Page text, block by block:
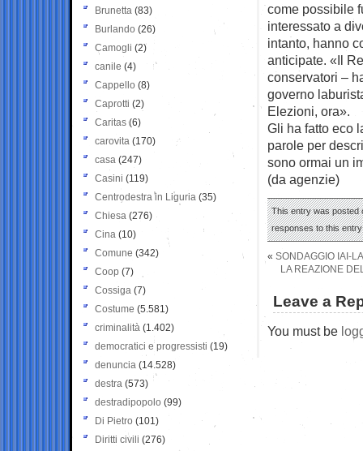
come possibile
interessato a
intanto, hanno
anticipate. «Il
conservatori –
governo
Elezioni, ora».
Gli ha fatto eco
parole per
sono ormai un
(da agenzie)
This entry was posted
responses to this
« SONDAGGIO IAI-
LA REAZIONE
Leave a
You must be
Brunetta (83)
Burlando (26)
Camogli (2)
canile (4)
Cappello (8)
Caprotti (2)
Caritas (6)
carovita (170)
casa (247)
Casini (119)
Centrodestra in Liguria (35)
Chiesa (276)
Cina (10)
Comune (342)
Coop (7)
Cossiga (7)
Costume (5.581)
criminalità (1.402)
democratici e progressisti (19)
denuncia (14.528)
destra (573)
destradipopolo (99)
Di Pietro (101)
Diritti civili (276)